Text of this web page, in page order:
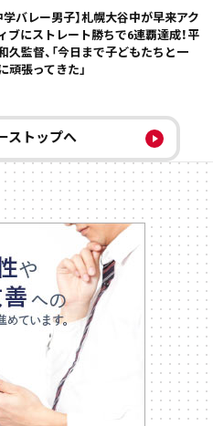
学バレー男子】札幌大谷中が早来アク
ブにストレート勝ちで6連覇達成！平
久監督、「今日まで子どもたちと一
頑張ってきた」
ストップへ